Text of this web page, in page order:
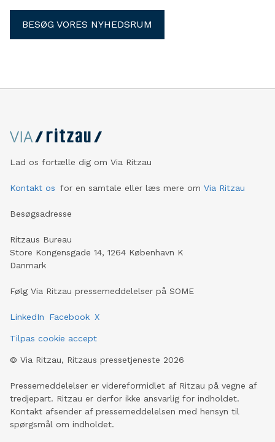
BESØG VORES NYHEDSRUM
Lad os fortælle dig om Via Ritzau
Kontakt os for en samtale eller læs mere om Via Ritzau
Besøgsadresse
Ritzaus Bureau
Store Kongensgade 14, 1264 København K
Danmark
Følg Via Ritzau pressemeddelelser på SOME
LinkedIn Facebook X
Tilpas cookie accept
© Via Ritzau, Ritzaus pressetjeneste 2026
Pressemeddelelser er videreformidlet af Ritzau på vegne af
tredjepart. Ritzau er derfor ikke ansvarlig for indholdet.
Kontakt afsender af pressemeddelelsen med hensyn til
spørgsmål om indholdet.